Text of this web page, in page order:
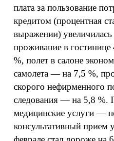
плата за пользование
кредитом (процентная
выражении)
проживание в
%, полет в салоне
самолета — на 7,5 %,
скорого нефирменного
следования — на 5,8 %.
медицинские услуги —
консультативный прием